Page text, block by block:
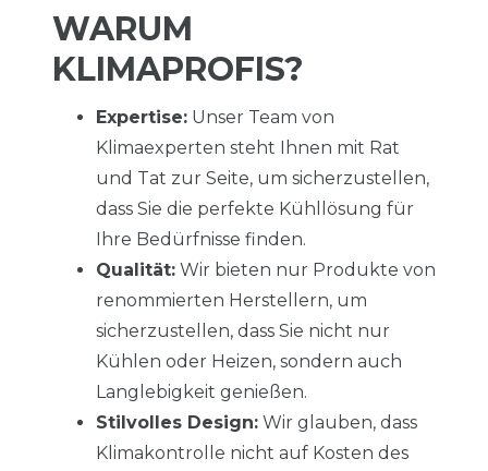
WARUM
KLIMAPROFIS?
Expertise: Unser Team von
Klimaexperten steht Ihnen mit Rat
und Tat zur Seite, um sicherzustellen,
dass Sie die perfekte Kühllösung für
Ihre Bedürfnisse finden.
Qualität: Wir bieten nur Produkte von
renommierten Herstellern, um
sicherzustellen, dass Sie nicht nur
Kühlen oder Heizen, sondern auch
Langlebigkeit genießen.
Stilvolles Design: Wir glauben, dass
Klimakontrolle nicht auf Kosten des